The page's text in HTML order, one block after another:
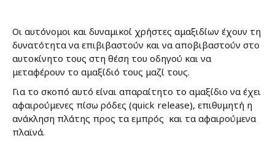
Οι αυτόνομοι και δυναμικοί χρήστες αμαξιδίων έχουν τη
δυνατότητα να επιβιβαστούν και να αποβιβαστούν στο
αυτοκίνητο τους στη θέση του οδηγού και να
μεταφέρουν το αμαξίδιό τους μαζί τους.
Για το σκοπό αυτό είναι απαραίτητο το αμαξίδιο να έχει
αφαιρούμενες πίσω ρόδες (quick release), επιθυμητή η
ανάκληση πλάτης προς τα εμπρός και τα αφαιρούμενα
πλαϊνά.